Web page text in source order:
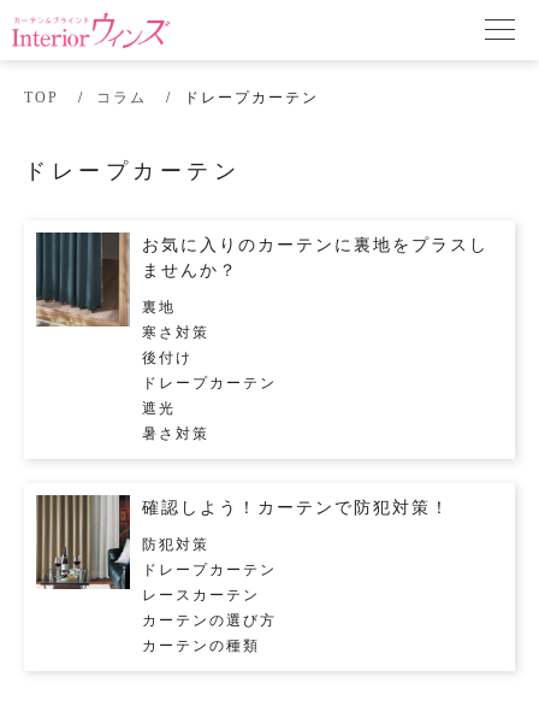
TOP コラム ドレープカーテン
ドレープカーテン
お気に入りのカーテンに裏地をプラスし
ませんか？
裏地
寒さ対策
後付け
ドレープカーテン
遮光
暑さ対策
確認しよう！カーテンで防犯対策！
防犯対策
ドレープカーテン
レースカーテン
カーテンの選び方
カーテンの種類